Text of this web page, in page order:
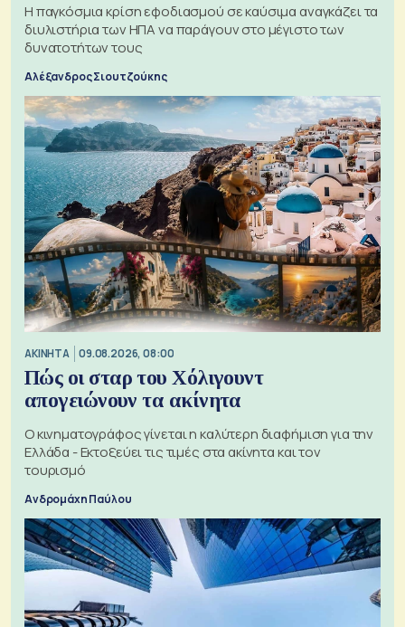
Η παγκόσμια κρίση εφοδιασμού σε καύσιμα αναγκάζει τα
διυλιστήρια των ΗΠΑ να παράγουν στο μέγιστο των
δυνατοτήτων τους
Αλέξανδρος Σιουτζούκης
ΑΚΙΝΗΤΑ 09.08.2026, 08:00
Πώς οι σταρ του Χόλιγουντ
απογειώνουν τα ακίνητα
Ο κινηματογράφος γίνεται η καλύτερη διαφήμιση για την
Ελλάδα - Εκτοξεύει τις τιμές στα ακίνητα και τον
τουρισμό
Ανδρομάχη Παύλου